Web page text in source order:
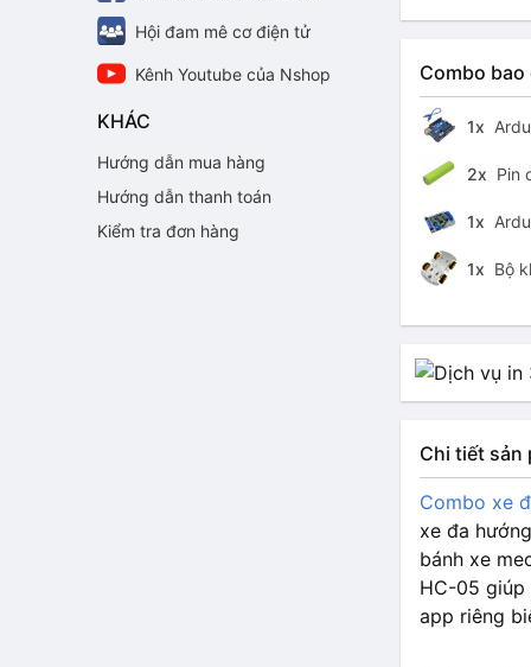
Combo bao
1x
2x Pin
1x
1x Bộ
Chi tiết sản
Combo xe
xe đa
bánh xe
HC-05
app riêng
Hội đam mê cơ điện tử
Kênh Youtube của Nshop
KHÁC
Hướng dẫn mua hàng
Hướng dẫn thanh toán
Kiểm tra đơn hàng